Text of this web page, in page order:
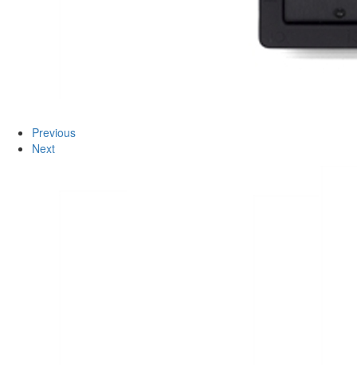
Previous
Next